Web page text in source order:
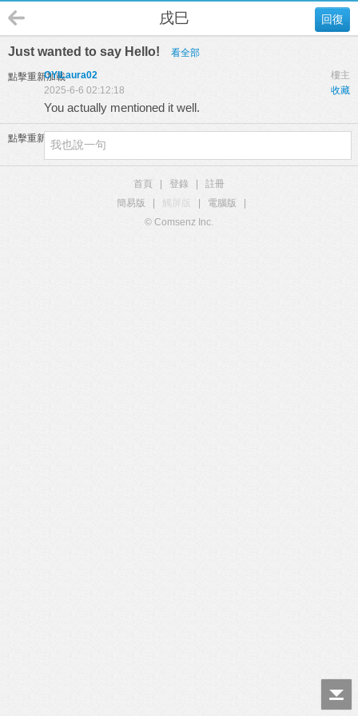
回復
戌巳
Just wanted to say Hello! 看全部
點擊重新加載 樓主
OYILaura02
收藏
2025-6-6 02:12:18
You actually mentioned it well.
點擊重新加載
首頁 登錄
註冊
簡易版
觸屏版 電腦版
© Comsenz Inc.